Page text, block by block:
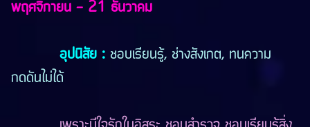
พฤศจิกายน - 21 ธันวาคม
อุปนิสัย : ชอบเรียนรู้, ช่างสังเกต, ทนความ
กดดันไม่ได้